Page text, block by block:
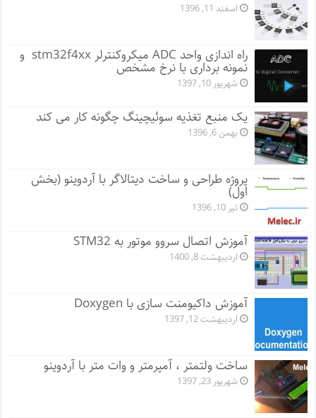
اسفند 11, 1396
راه اندازی واحد ADC میکروکنترلر stm32f4xx و
نمونه برداری با نرخ مشخص
شهریور 10, 1397
یک منبع تغذیه سوئیچینگ چگونه کار می کند
بهمن 6, 1396
پروژه طراحی و ساخت دیتالاگر با آردوینو (بخش
اول)
تیر 10, 1396
آموزش اتصال سروو موتور به STM32
اردیبهشت 8, 1400
آموزش داکیومنت سازی با Doxygen
اردیبهشت 12, 1397
ساخت ولتمتر ، آمپرمتر و وات متر با آردوینو
شهریور 23, 1397